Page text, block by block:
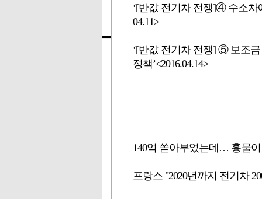
‘[반값 전기차 전쟁]④ 수소차
04.11>
‘[반값 전기차 전쟁] ⑤ 보조
정책’<2016.04.14>
140억 쏟아부었는데… 흉물
프랑스 "2020년까지 전기차